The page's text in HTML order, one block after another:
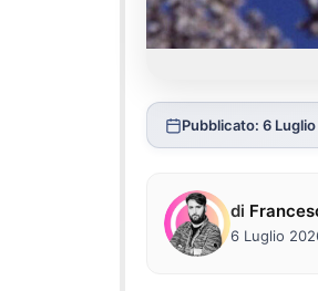
Pubblicato: 6
di
6 Luglio